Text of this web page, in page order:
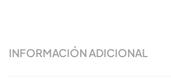
INFORMACIÓN ADICIONAL